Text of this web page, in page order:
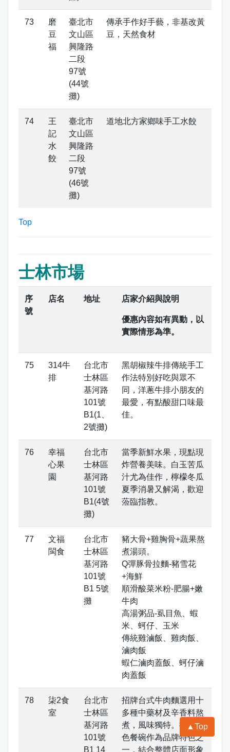
磨
豆
福
臺北市
文山區
興隆路
二段
97號
(44號
攤)
傳承手作好手藝，非基改黃
豆，天然食材
王
記
水
餃
臺北市
文山區
興隆路
二段
97號
(46號
攤)
道地北方家鄉味手工水餃
Top
▲Top
士林市場
序
號
店名 地址 店家介紹與說明
優惠內容如有異動，以
實際情形為準。
314牛
排
台北市
士林區
基河路
101號
B1(1、
2號攤)
黑胡椒辣牛排傳統手工
作法特別好吃與眾不
同，洋蔥牛排小朋友的
最愛，有點酸甜口味最
佳。
幸福
心果
園
台北市
士林區
基河路
101號
B1(4號
攤)
當季新鮮水果，現點現
炸營養美味。白玉苦瓜
汁尤為佳作，檸檬冬瓜
夏季消暑又解渴，歡迎
蒞臨指教。
文福
閩食
台北市
士林區
基河路
101號
B1 5號
攤
豬大骨+雞胸骨+蔬果熬
煮湯頭。
Q彈豚骨拉麵-豬雪花
+海鮮
順滑酸菜米粉-肥腸+嫩
牛肉
高湯粥品-虱目魚、蝦
米、蚵仔、玉米
傳統雞滷飯、雞肉飯、
滷肉飯
蝦仁滷肉蓋飯、蚵仔滷
肉蓋飯
柒2食
室
台北市
士林區
基河路
101號
B1 14
招牌台式牛肉麵選用十
多種中藥材及辛香料熬
煮，風味獨特。搭配金
色餐碗作為品牌特色之
一，結合整體店面形象